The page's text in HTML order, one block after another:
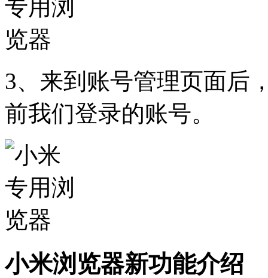
3、来到账号管理页面后
前我们登录的账号。
小米浏览器新功能介绍